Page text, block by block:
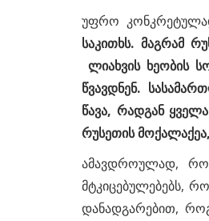
უფრო
საკითხს. მაგრამ
ლიახვის ხეობის
წვავდნენ.
წავა, რადგან
რუსეთის მოქალაქეა,
ამავდროულად,
მტკიცებულებებს,
დანადგარებით,